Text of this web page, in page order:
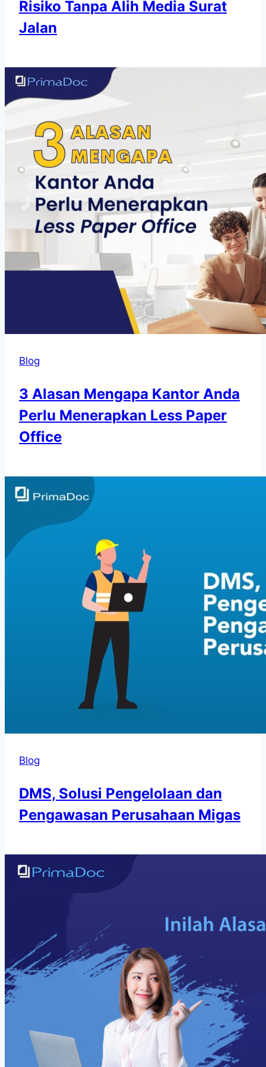
Risiko Tanpa Alih Media Surat
Jalan
Blog
3 Alasan Mengapa Kantor Anda
Perlu Menerapkan Less Paper
Office
Blog
DMS, Solusi Pengelolaan dan
Pengawasan Perusahaan Migas